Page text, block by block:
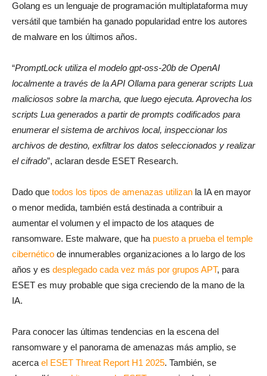
Golang es un lenguaje de programación multiplataforma muy
versátil que también ha ganado popularidad entre los autores
de malware en los últimos años.
“PromptLock utiliza el modelo gpt-oss-20b de OpenAI
localmente a través de la API Ollama para generar scripts Lua
maliciosos sobre la marcha, que luego ejecuta. Aprovecha los
scripts Lua generados a partir de prompts codificados para
enumerar el sistema de archivos local, inspeccionar los
archivos de destino, exfiltrar los datos seleccionados y realizar
el cifrado”, aclaran desde ESET Research.
Dado que todos los tipos de amenazas utilizan la IA en mayor
o menor medida, también está destinada a contribuir a
aumentar el volumen y el impacto de los ataques de
ransomware. Este malware, que ha puesto a prueba el temple
cibernético de innumerables organizaciones a lo largo de los
años y es desplegado cada vez más por grupos APT, para
ESET es muy probable que siga creciendo de la mano de la
IA.
Para conocer las últimas tendencias en la escena del
ransomware y el panorama de amenazas más amplio, se
acerca el ESET Threat Report H1 2025. También, se